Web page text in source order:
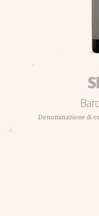
Denominazione di